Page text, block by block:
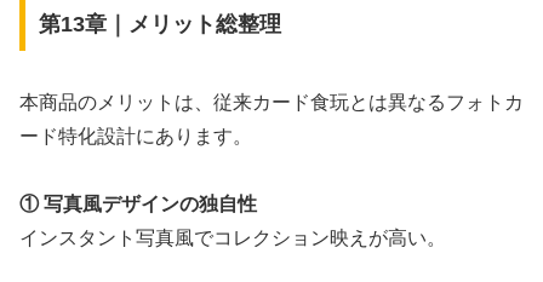
第13章｜メリット総整理
本商品のメリットは、従来カード食玩とは異なるフォトカ
ード特化設計にあります。
① 写真風デザインの独自性
インスタント写真風でコレクション映えが高い。